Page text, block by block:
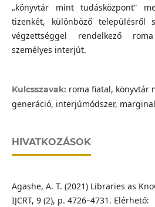
„könyvtár mint tudásközpont”
tizenkét, különböző településről
végzettséggel rendelkező
személyes interjút.
Kulcsszavak: roma fiatal, könyvtár
generáció, interjúmódszer,
HIVATKOZÁSOK
Agashe, A. T. (2021) Libraries as
IJCRT, 9 (2), p. 4726–4731. Elérhető: